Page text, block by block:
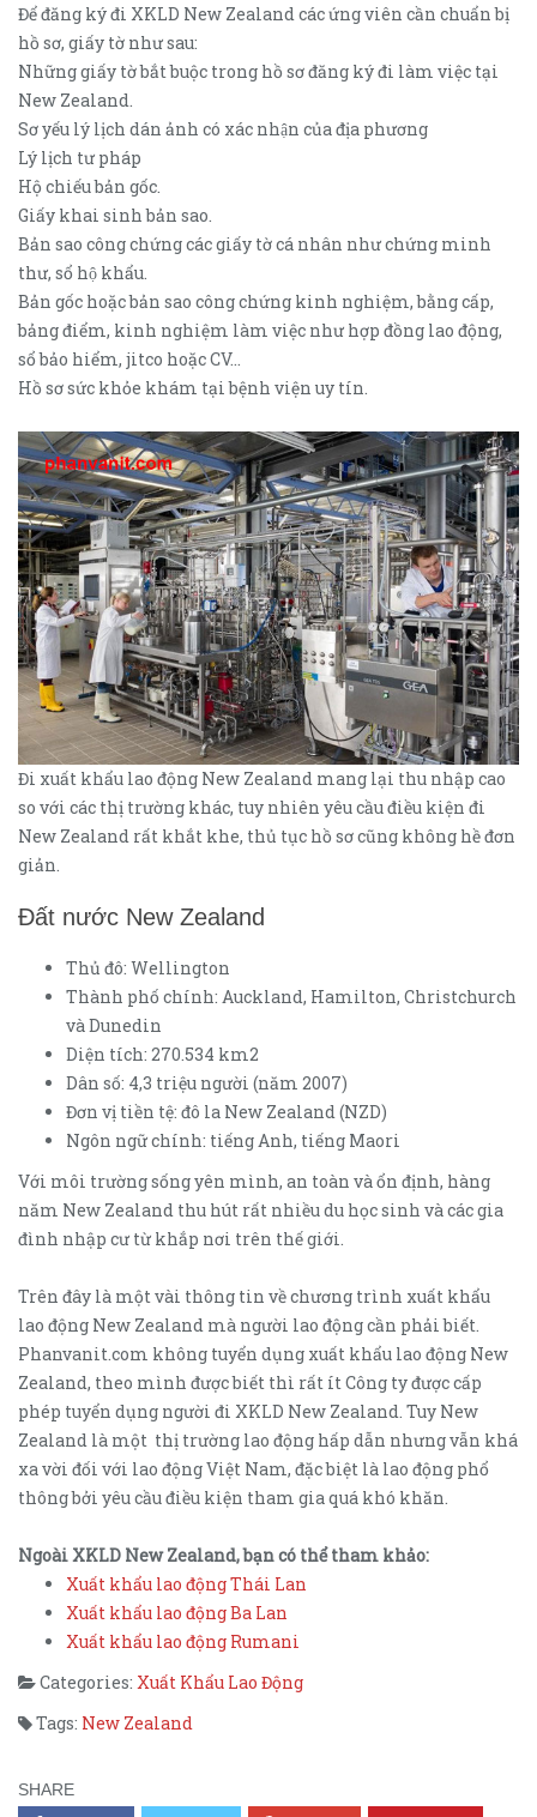
Để đăng ký đi XKLD New Zealand các ứng viên cần chuẩn bị
hồ sơ, giấy tờ như sau:
Những giấy tờ bắt buộc trong hồ sơ đăng ký đi làm việc tại
New Zealand.
Sơ yếu lý lịch dán ảnh có xác nhận của địa phương
Lý lịch tư pháp
Hộ chiếu bản gốc.
Giấy khai sinh bản sao.
Bản sao công chứng các giấy tờ cá nhân như chứng minh
thư, sổ hộ khẩu.
Bản gốc hoặc bản sao công chứng kinh nghiệm, bằng cấp,
bảng điểm, kinh nghiệm làm việc như hợp đồng lao động,
sổ bảo hiểm, jitco hoặc CV…
Hồ sơ sức khỏe khám tại bệnh viện uy tín.
Đi xuất khẩu lao động New Zealand mang lại thu nhập cao
so với các thị trường khác, tuy nhiên yêu cầu điều kiện đi
New Zealand rất khắt khe, thủ tục hồ sơ cũng không hề đơn
giản.
Đất nước New Zealand
Thủ đô: Wellington
Thành phố chính: Auckland, Hamilton, Christchurch
và Dunedin
Diện tích: 270.534 km2
Dân số: 4,3 triệu người (năm 2007)
Đơn vị tiền tệ: đô la New Zealand (NZD)
Ngôn ngữ chính: tiếng Anh, tiếng Maori
Với môi trường sống yên mình, an toàn và ổn định, hàng
năm New Zealand thu hút rất nhiều du học sinh và các gia
đình nhập cư từ khắp nơi trên thế giới.
Trên đây là một vài thông tin về chương trình xuất khẩu
lao động New Zealand mà người lao động cần phải biết.
Phanvanit.com không tuyển dụng xuất khẩu lao động New
Zealand, theo mình được biết thì rất ít Công ty được cấp
phép tuyển dụng người đi XKLD New Zealand. Tuy New
Zealand là một thị trường lao động hấp dẫn nhưng vẫn khá
xa vời đối với lao động Việt Nam, đặc biệt là lao động phổ
thông bởi yêu cầu điều kiện tham gia quá khó khăn.
Ngoài XKLD New Zealand, bạn có thể tham khảo:
Xuất khẩu lao động Thái Lan
Xuất khẩu lao động Ba Lan
Xuất khẩu lao động Rumani
Categories: Xuất Khẩu Lao Động
Tags: New Zealand
SHARE